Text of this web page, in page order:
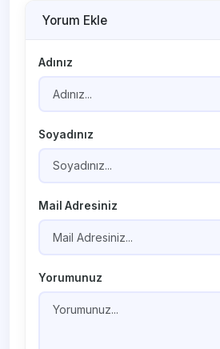
Yorum Ekle
Adınız
Soyadınız
Mail Adresiniz
Yorumunuz